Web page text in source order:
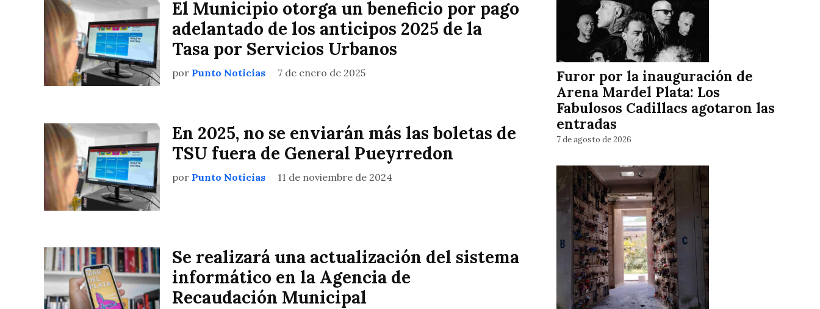
El Municipio otorga un beneficio por pago
adelantado de los anticipos 2025 de la
Tasa por Servicios Urbanos
por Punto Noticias 7 de enero de 2025
En 2025, no se enviarán más las boletas de
TSU fuera de General Pueyrredon
por Punto Noticias 11 de noviembre de 2024
Se realizará una actualización del sistema
informático en la Agencia de
Recaudación Municipal
Furor por la inauguración de
Arena Mardel Plata: Los
Fabulosos Cadillacs agotaron las
entradas
7 de agosto de 2026